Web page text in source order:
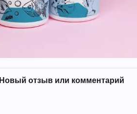
Новый отзыв или комментарий